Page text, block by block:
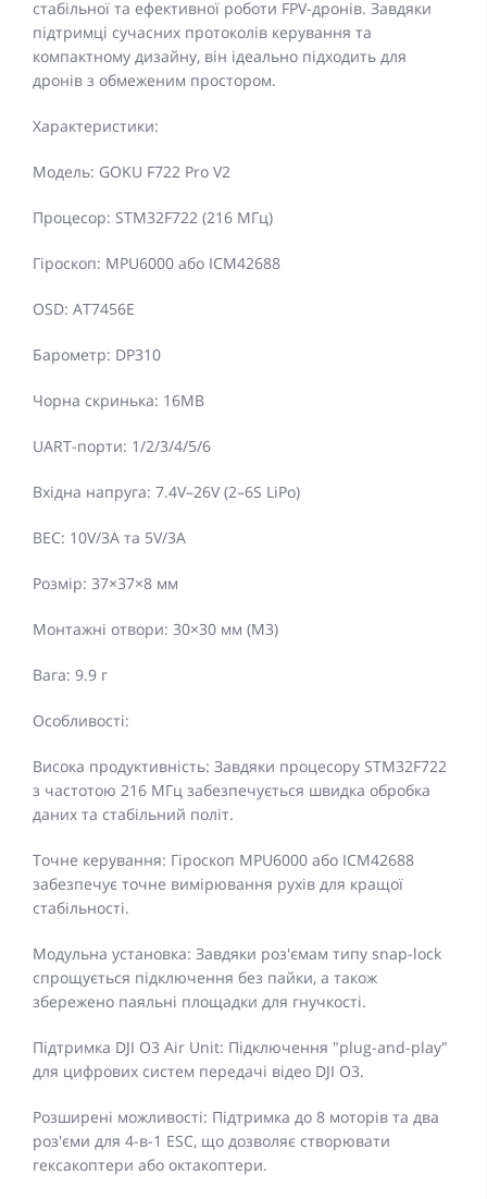
стабільної та ефективної роботи FPV-дронів. Завдяки
підтримці сучасних протоколів керування та
компактному дизайну, він ідеально підходить для
дронів з обмеженим простором.
Характеристики:
Модель: GOKU F722 Pro V2
Процесор: STM32F722 (216 МГц)
Гіроскоп: MPU6000 або ICM42688
OSD: AT7456E
Барометр: DP310
Чорна скринька: 16MB
UART-порти: 1/2/3/4/5/6
Вхідна напруга: 7.4V–26V (2–6S LiPo)
BEC: 10V/3A та 5V/3A
Розмір: 37×37×8 мм
Монтажні отвори: 30×30 мм (M3)
Вага: 9.9 г
Особливості:
Висока продуктивність: Завдяки процесору STM32F722
з частотою 216 МГц забезпечується швидка обробка
даних та стабільний політ.
Точне керування: Гіроскоп MPU6000 або ICM42688
забезпечує точне вимірювання рухів для кращої
стабільності.
Модульна установка: Завдяки роз'ємам типу snap-lock
спрощується підключення без пайки, а також
збережено паяльні площадки для гнучкості.
Підтримка DJI O3 Air Unit: Підключення "plug-and-play"
для цифрових систем передачі відео DJI O3.
Розширені можливості: Підтримка до 8 моторів та два
роз'єми для 4-в-1 ESC, що дозволяє створювати
гексакоптери або октакоптери.